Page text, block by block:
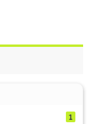
1